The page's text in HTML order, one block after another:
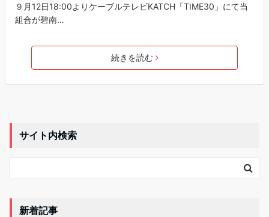
９月12日18:00よりケーブルテレビKATCH「TIME30」にて当
組合が碧南…
続きを読む
サイト内検索
新着記事